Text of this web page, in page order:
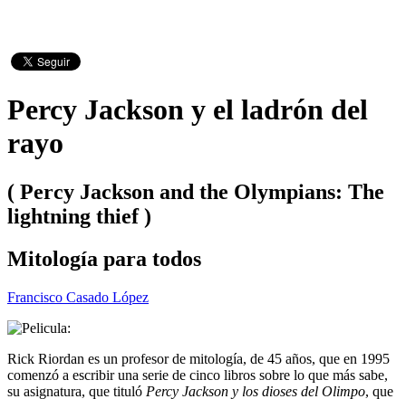
Percy Jackson y el ladrón del
rayo
( Percy Jackson and the Olympians: The
lightning thief )
Mitología para todos
Francisco Casado López
Rick Riordan es un profesor de mitología, de 45 años, que en 1995
comenzó a escribir una serie de cinco libros sobre lo que más sabe,
su asignatura, que tituló Percy Jackson y los dioses del Olimpo, que